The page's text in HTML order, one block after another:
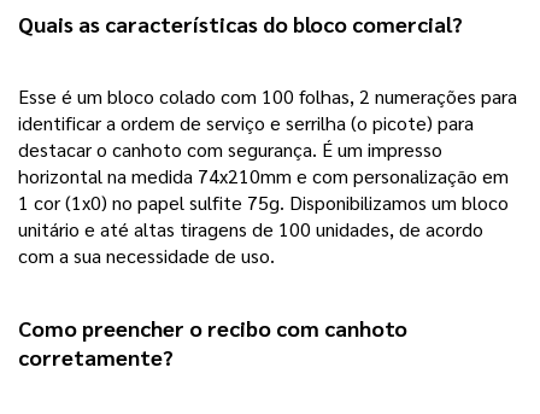
Quais as características do bloco comercial?
Esse é um bloco colado com 100 folhas, 2 numerações para
identificar a ordem de serviço e serrilha (o picote) para
destacar o canhoto com segurança. É um impresso
horizontal na medida 74x210mm e com personalização em
1 cor (1x0) no papel sulfite 75g. Disponibilizamos um bloco
unitário e até altas tiragens de 100 unidades, de acordo
com a sua necessidade de uso.
Como preencher o recibo com canhoto
corretamente?